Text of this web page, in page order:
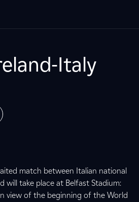
Italy
match between Italian national
will take place at Belfast Stadium:
view of the beginning of the World